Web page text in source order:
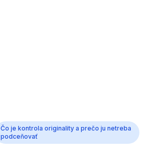
Čo je kontrola originality a prečo ju netreba
podceňovať